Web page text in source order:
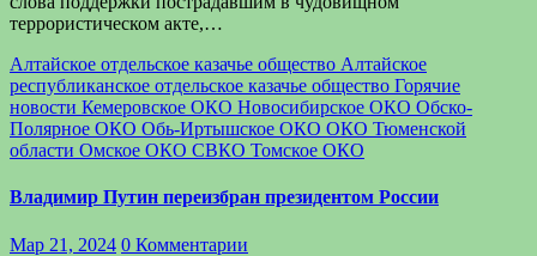
террористическом акте,…
Алтайское отдельское казачье общество Алтайское
республиканское отдельское казачье общество Горячие
новости Кемеровское ОКО Новосибирское ОКО Обско-
Полярное ОКО Обь-Иртышское ОКО ОКО Тюменской
области Омское ОКО СВКО Томское ОКО
Владимир Путин переизбран президентом России
Мар 21, 2024 0 Комментарии